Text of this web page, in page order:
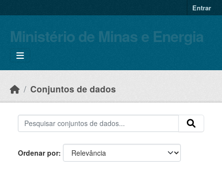
Entrar
Ministério de Minas e Energia
Conjuntos de dados
Ordenar por